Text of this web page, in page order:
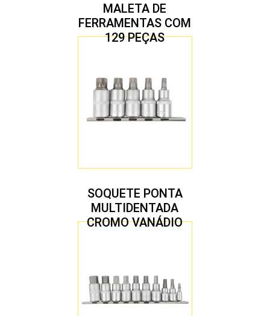
MALETA DE
FERRAMENTAS COM
129 PEÇAS
SOQUETE PONTA
MULTIDENTADA
CROMO VANÁDIO